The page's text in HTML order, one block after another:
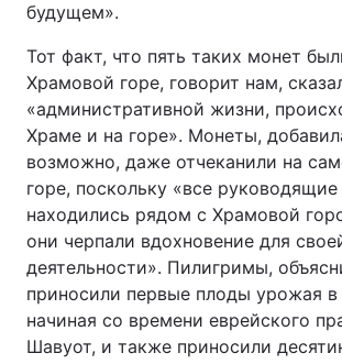
будущем».
Тот факт, что пять таких монет
Храмовой горе, говорит нам,
«административной жизни,
Храме и на горе». Монеты,
возможно, даже отчеканили на
горе, поскольку «все
находились рядом с Храмовой
они черпали вдохновение для
деятельности». Пилигримы,
приносили первые плоды урожая в
начиная со времени еврейского
Шавуот, и также приносили